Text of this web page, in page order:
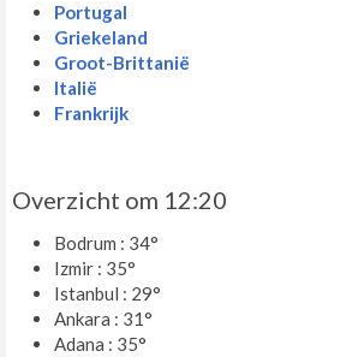
Portugal
Griekeland
Groot-Brittanië
Italië
Frankrijk
Overzicht om 12:20
Bodrum : 34°
Izmir : 35°
Istanbul : 29°
Ankara : 31°
Adana : 35°